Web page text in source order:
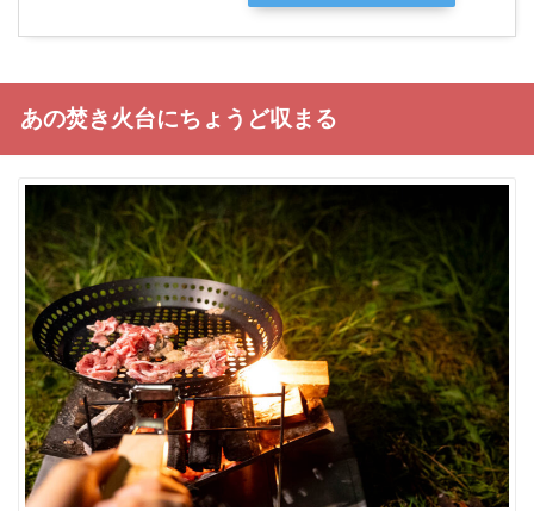
あの焚き火台にちょうど収まる